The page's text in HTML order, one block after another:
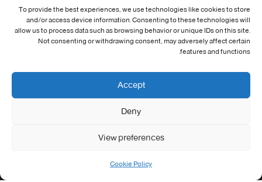
To provide the best experiences, we use technologies like cookies to store
and/or access device information. Consenting to these technologies will
allow us to process data such as browsing behavior or unique IDs on this site.
Not consenting or withdrawing consent, may adversely affect certain
features and functions.
Accept
Deny
View preferences
Cookie Policy
معلومات الاتصال
Address:
جامعة العربي التبسي طريق قسنطينة - تبسة
contact@univ-tebessa.dz